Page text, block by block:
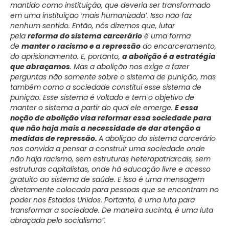
mantido como instituição, que deveria ser transformado
em uma instituição ‘mais humanizada’. Isso não faz
nenhum sentido. Então, nós dizemos que, lutar
pela reforma do sistema carcerário é uma forma
de manter o racismo e a repressão do encarceramento,
do aprisionamento. E, portanto, a abolição é a estratégia
que abraçamos. Mas a abolição nos exige a fazer
perguntas não somente sobre o sistema de punição, mas
também como a sociedade constitui esse sistema de
punição. Esse sistema é voltado e tem o objetivo de
manter o sistema a partir do qual ele emerge. E essa
noção de abolição visa reformar essa sociedade para
que não haja mais a necessidade de dar atenção a
medidas de repressão. A abolição do sistema carcerário
nos convida a pensar a construir uma sociedade onde
não haja racismo, sem estruturas heteropatriarcais, sem
estruturas capitalistas, onde há educação livre e acesso
gratuito ao sistema de saúde. E isso é uma mensagem
diretamente colocada para pessoas que se encontram no
poder nos Estados Unidos. Portanto, é uma luta para
transformar a sociedade. De maneira sucinta, é uma luta
abraçada pelo socialismo”.